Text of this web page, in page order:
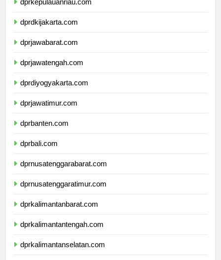
dprkepulauanriau.com
dprdkijakarta.com
dprjawabarat.com
dprjawatengah.com
dprdiyogyakarta.com
dprjawatimur.com
dprbanten.com
dprbali.com
dprnusatenggarabarat.com
dprnusatenggaratimur.com
dprkalimantanbarat.com
dprkalimantantengah.com
dprkalimantanselatan.com